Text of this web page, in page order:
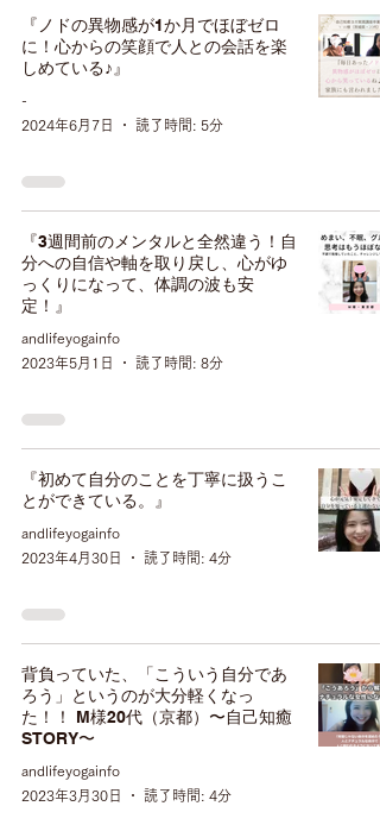
『ノドの異物感が1か月でほぼゼロ
に！心からの笑顔で人との会話を楽
しめている♪』
-
2024年6月7日
読了時間: 5分
『3週間前のメンタルと全然違う！自
分への自信や軸を取り戻し、心がゆ
っくりになって、体調の波も安
定！』
andlifeyogainfo
2023年5月1日
読了時間: 8分
『初めて自分のことを丁寧に扱うこ
とができている。』
andlifeyogainfo
2023年4月30日
読了時間: 4分
背負っていた、「こういう自分であ
ろう」というのが大分軽くなっ
た！！ M様20代（京都）〜自己知癒
STORY〜
andlifeyogainfo
2023年3月30日
読了時間: 4分